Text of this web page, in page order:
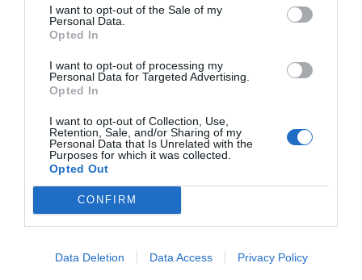
I want to opt-out of the Sale of my
Personal Data.
Opted In
I want to opt-out of processing my
Personal Data for Targeted Advertising.
Opted In
I want to opt-out of Collection, Use,
Retention, Sale, and/or Sharing of my
Personal Data that Is Unrelated with the
Purposes for which it was collected.
Opted Out
CONFIRM
Data Deletion Data Access Privacy Policy
Estigues informat amb les últimes notícies d'actualitat
ACTIVAR ARA
RELACIONADES